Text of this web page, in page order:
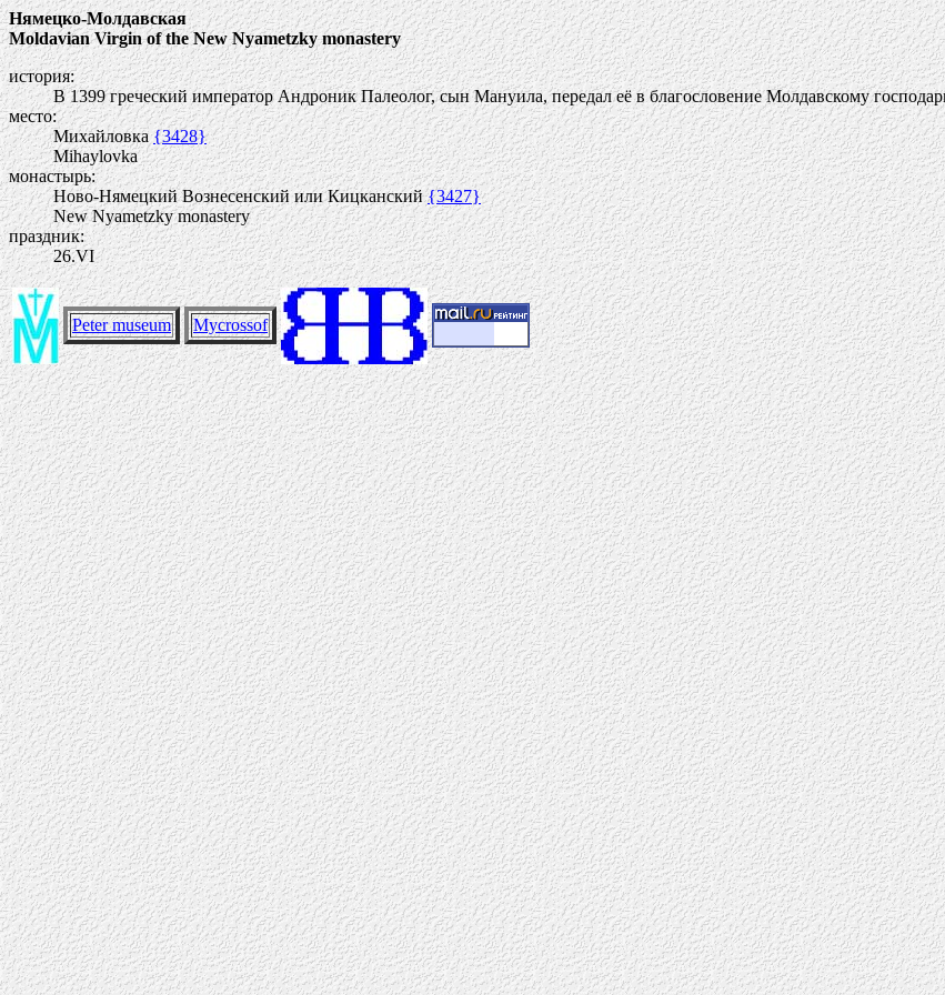
Нямецко-Молдавская
Moldavian Virgin of the New Nyametzky monastery
история:
В 1399 греческий император Андроник Палеолог, сын Мануила, передал её в благословение Молдавскому
место:
Михайловка{3428}
Mihaylovka
монастырь:
Ново-Нямецкий Вознесенский или Кицканский{3427}
New Nyametzky monastery
праздник:
26.VI
Peter museum Mycrossof